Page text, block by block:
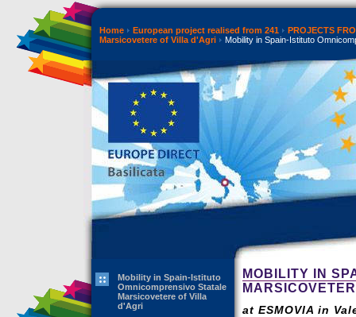
Home European project realised from 241
PROJECTS
Marsicovetere of Villa d'Agri
Mobility in Spain-Istituto
Mobility in Spain-Istituto
Omnicomprensivo Statale
Marsicovetere of Villa
d'Agri
MOBILITY IN
at ESMOVIA in